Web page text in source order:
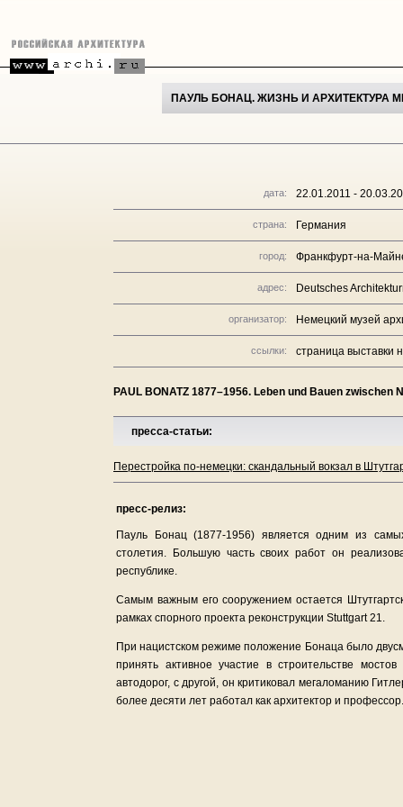
ПАУЛЬ БОНАЦ. ЖИЗНЬ И АРХИТЕКТУРА
дата: 22.01.2011 -
страна: Германия
город: Франкфурт-на-
адрес: Deutsches
организатор: Немецкий музей
ссылки: страница выставки
PAUL BONATZ 1877–1956. Leben und Bauen zwischen
пресса-статьи:
Перестройка по-немецки: скандальный вокзал в
пресс-релиз:
Пауль Бонац (1877-1956) является одним из
столетия. Большую часть своих работ он
республике.
Самым важным его сооружением остается
рамках спорного проекта реконструкции Stuttgart 21.
При нацистском режиме положение Бонаца было
принять активное участие в строительстве
автодорог, с другой, он критиковал мегаломанию
более десяти лет работал как архитектор и профессор.